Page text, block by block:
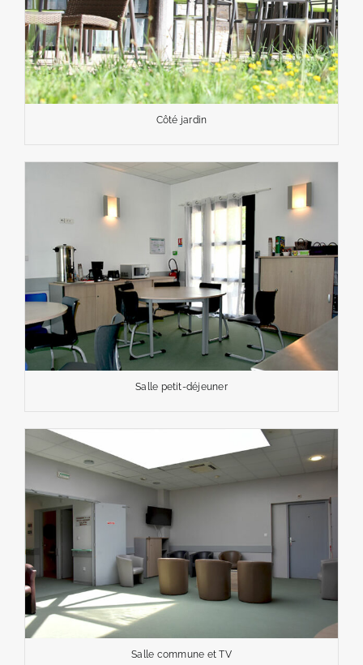
Côté jardin
Salle petit-déjeuner
Salle commune et TV